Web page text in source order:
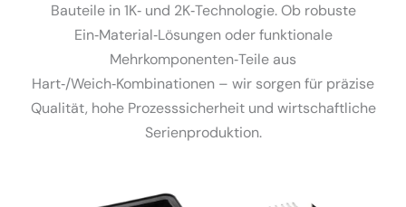
Bauteile in 1K‑ und 2K‑Technologie. Ob robuste
Ein‑Material‑Lösungen oder funktionale
Mehrkomponenten‑Teile aus
Hart‑/Weich‑Kombinationen – wir sorgen für präzise
Qualität, hohe Prozess­si­cherheit und wirtschaft­liche
Serien­pro­duktion.